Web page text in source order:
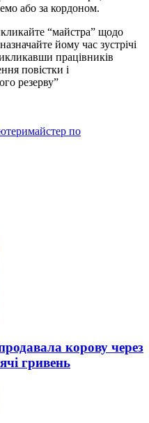
або за кордоном.
“майстра” щодо
йому час зустрiчi
працiвникiв
повiстки i
резерву”
майстер по
корову через
гривень